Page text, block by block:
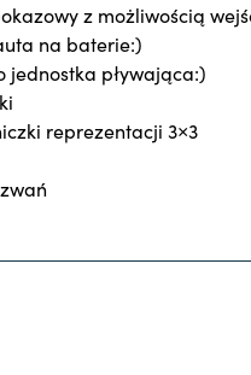
z możliwością
na baterie:)
jednostka pływająca:)
reprezentacji 3×3